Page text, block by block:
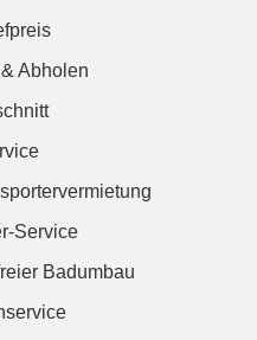
Abholen
Service
Badumbau